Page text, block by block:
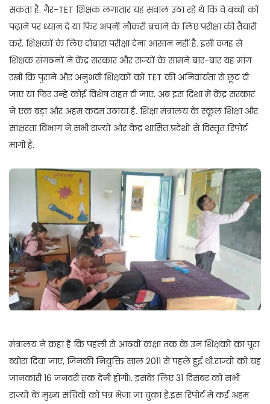
सकता है. गैर-TET शिक्षक लगातार यह सवाल उठा रहे थे कि वे बच्चों को
पढ़ाने पर ध्यान दें या फिर अपनी नौकरी बचाने के लिए परीक्षा की तैयारी
करें. शिक्षकों के लिए दोबारा परीक्षा देना आसान नहीं है. इसी वजह से
शिक्षक संगठनों ने केंद्र सरकार और राज्यों के सामने बार-बार यह मांग
रखी कि पुराने और अनुभवी शिक्षकों को TET की अनिवार्यता से छूट दी
जाए या फिर उन्हें कोई विशेष राहत दी जाए. अब इस दिशा में केंद्र सरकार
ने एक बड़ा और अहम कदम उठाया है. शिक्षा मंत्रालय के स्कूल शिक्षा और
साक्षरता विभाग ने सभी राज्यों और केंद्र शासित प्रदेशों से विस्तृत रिपोर्ट
मांगी है.
मंत्रालय ने कहा है कि पहली से आठवीं कक्षा तक के उन शिक्षकों का पूरा
ब्योरा दिया जाए, जिनकी नियुक्ति साल 2011 से पहले हुई थी.राज्यों को यह
जानकारी 16 जनवरी तक देनी होगी।. इसके लिए 31 दिसंबर को सभी
राज्यों के मुख्य सचिवों को पत्र भेजा जा चुका है.इस रिपोर्ट में कई अहम